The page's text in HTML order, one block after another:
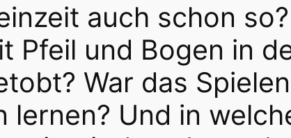
auch schon
Pfeil und Bogen in
War das
lernen? Und in